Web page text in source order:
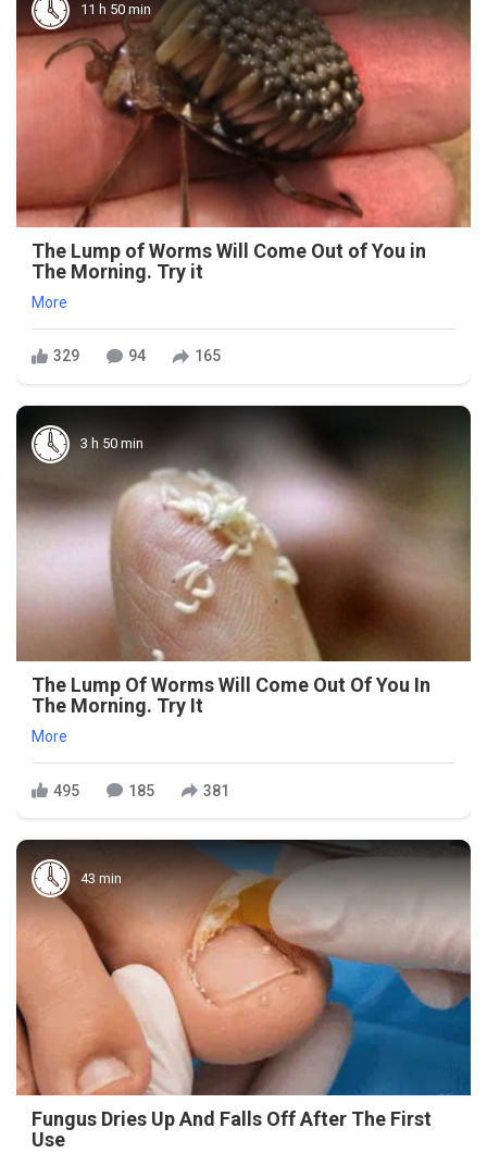
11 h 50 min
The Lump of Worms Will Come Out of You in
The Morning. Try it
More
329 94 165
3 h 50 min
The Lump Of Worms Will Come Out Of You In
The Morning. Try It
More
495 185 381
43 min
Fungus Dries Up And Falls Off After The First
Use